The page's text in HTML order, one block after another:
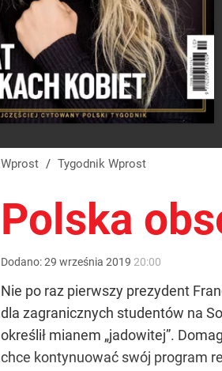
Wprost / Tygodnik Wprost
Polska
Dodano:29 września 2019 20:00
Nie po raz pierwszy prezydent
dla zagranicznych studentów na
określił mianem „jadowitej”.
chce kontynuować swój program